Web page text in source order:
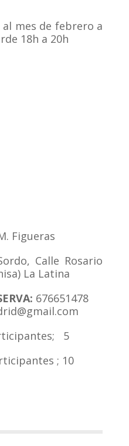
al mes de febrero a
18h a 20h
Figueras
Calle Rosario
La Latina
676651478
5
; 10